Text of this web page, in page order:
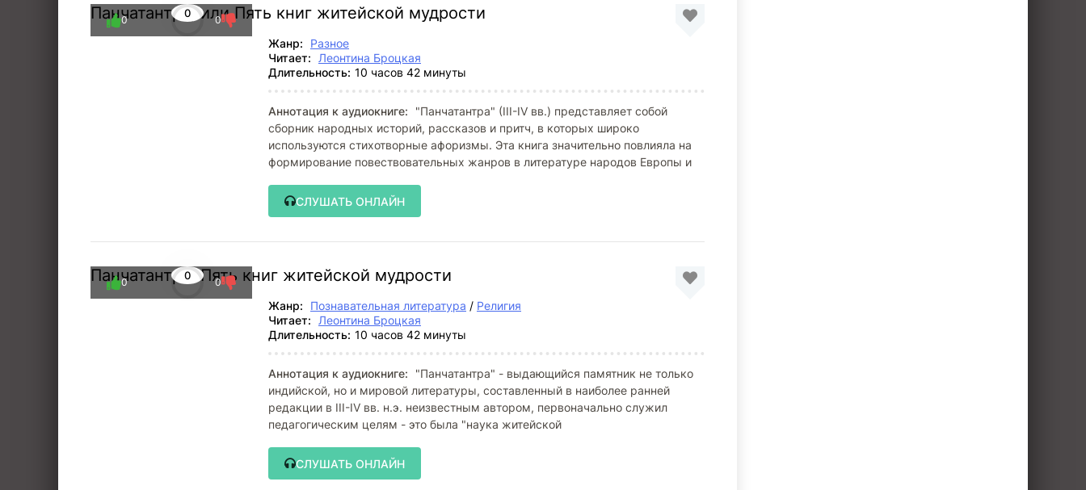
Панчатантра, или Пять книг житейской мудрости
0
0 0
Жанр:
Разное
Читает:
Леонтина Броцкая
Длительность: 10 часов 42 минуты
Аннотация к аудиокниге:
"Панчатантра" (III-IV вв.) представляет собой
сборник народных историй, рассказов и притч, в которых широко
используются стихотворные афоризмы. Эта книга значительно повлияла на
формирование повествовательных жанров в литературе народов Европы и
СЛУШАТЬ ОНЛАЙН
Панчатантра. Пять книг житейской мудрости
0
0 0
Жанр: Познавательная литература / Религия
Читает:
Леонтина Броцкая
Длительность: 10 часов 42 минуты
Аннотация к аудиокниге:
"Панчатантра" - выдающийся памятник не только
индийской, но и мировой литературы, составленный в наиболее ранней
редакции в III-IV вв. н.э. неизвестным автором, первоначально служил
педагогическим целям - это была "наука житейской
СЛУШАТЬ ОНЛАЙН